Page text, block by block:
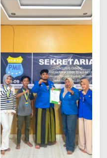
Pelayanan Prima 2025